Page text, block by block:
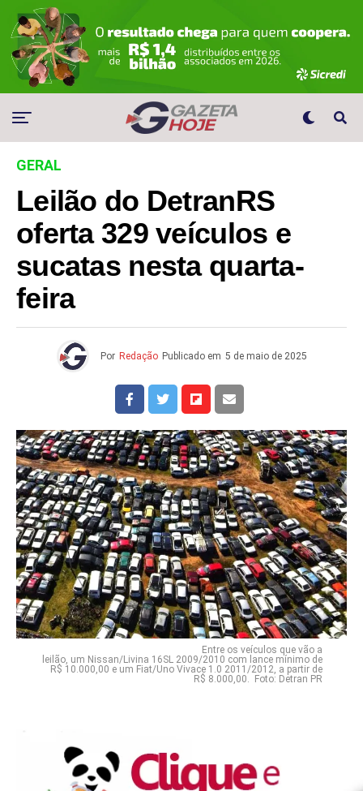
GERAL
Leilão do DetranRS
oferta 329 veículos e
sucatas nesta quarta-
feira
Por Redação Publicado em 5 de maio de 2025
Entre os veículos que vão a
leilão, um Nissan/Livina 16SL 2009/2010 com lance mínimo de
R$ 10.000,00 e um Fiat/Uno Vivace 1.0 2011/2012, a partir de
R$ 8.000,00. Foto: Detran PR